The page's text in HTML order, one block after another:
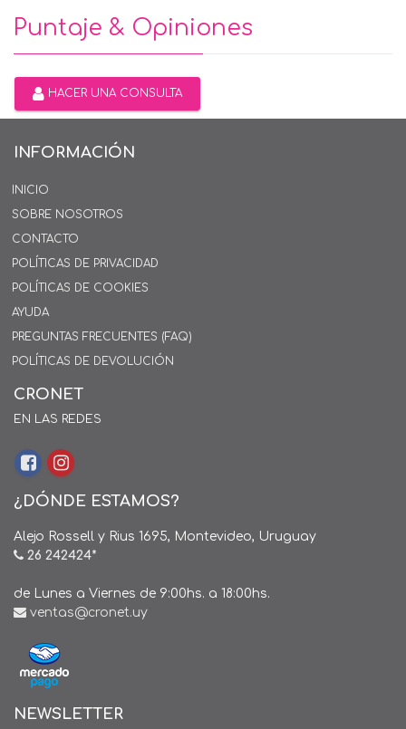
Puntaje & Opiniones
HACER UNA CONSULTA
INFORMACIÓN
INICIO
SOBRE NOSOTROS
CONTACTO
POLÍTICAS DE PRIVACIDAD
POLÍTICAS DE COOKIES
AYUDA
PREGUNTAS FRECUENTES (FAQ)
POLÍTICAS DE DEVOLUCIÓN
CRONET
EN LAS REDES
¿DÓNDE ESTAMOS?
Alejo Rossell y Rius 1695, Montevideo, Uruguay
26 242424*
de Lunes a Viernes de 9:00hs. a 18:00hs.
ventas@cronet.uy
NEWSLETTER